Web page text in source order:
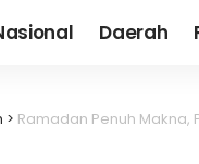
Daerah
> Ramadan Penuh Makna, Polres